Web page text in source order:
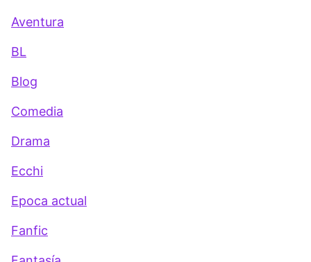
Aventura
BL
Blog
Comedia
Drama
Ecchi
Epoca actual
Fanfic